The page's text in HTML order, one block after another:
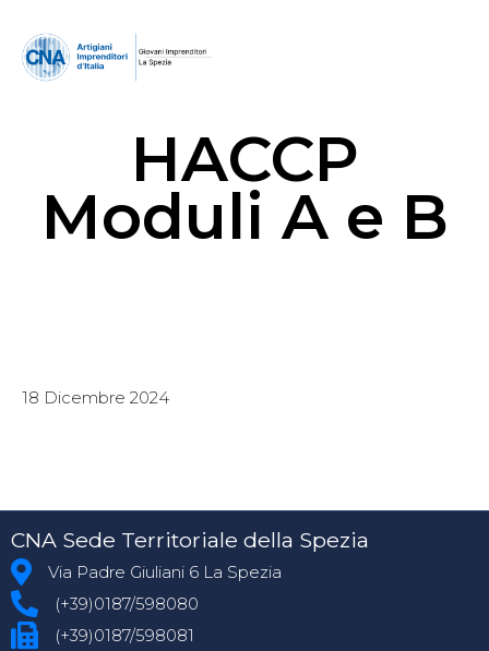
HACCP
Moduli A e B
18 Dicembre 2024
CNA Sede Territoriale della Spezia
Via Padre Giuliani 6 La Spezia
(+39)0187/598080
(+39)0187/598081